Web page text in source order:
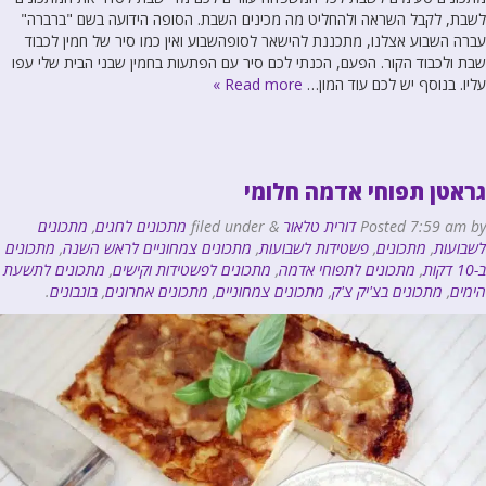
לשבת, לקבל השראה ולהחליט מה מכינים השבת. הסופה הידועה בשם "ברברה"
עברה השבוע אצלנו, מתכננת להישאר לסופהשבוע ואין כמו סיר של חמין לכבוד
שבת ולכבוד הקור. הפעם, הכנתי לכם סיר עם הפתעות בחמין שבני הבית שלי עפו
עליו. בנוסף יש לכם עוד המון… Read more »
גראטן תפוחי אדמה חלומי
Posted 7:59 am by דורית טלאור & מתכונים לחגים, מתכונים
לשבועות, מתכונים, פשטידות לשבועות, מתכונים צמחוניים לראש השנה, מתכונים
ב-10 דקות
, מתכונים לתפוחי אדמה, מתכונים לפשטידות וקישים, מתכונים לתשעת
הימים, מתכונים בצ'יק צ'ק, מתכונים צמחוניים, מתכונים אחרונים, בונבונים.